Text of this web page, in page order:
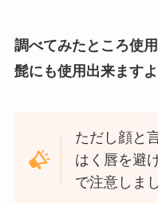
調べてみたところ使
髭にも使用出来ます
ただし顔と
はく唇を避
で注意しま